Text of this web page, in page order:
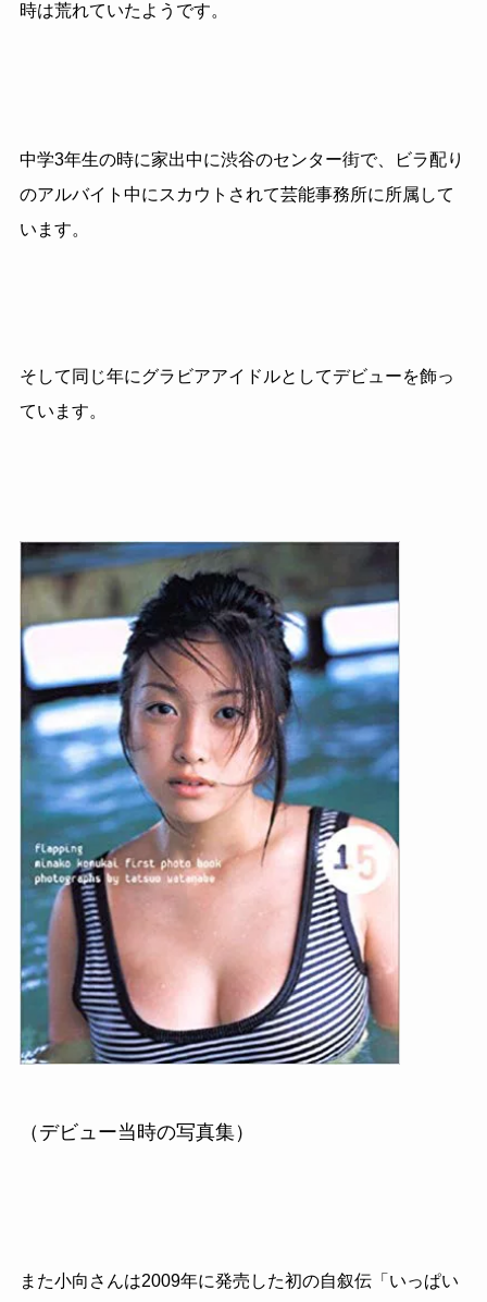
時は荒れていたようです。
中学3年生の時に家出中に渋谷のセンター街で、ビラ配り
のアルバイト中にスカウトされて芸能事務所に所属して
います。
そして同じ年にグラビアアイドルとしてデビューを飾っ
ています。
（デビュー当時の写真集）
また小向さんは2009年に発売した初の自叙伝「いっぱい